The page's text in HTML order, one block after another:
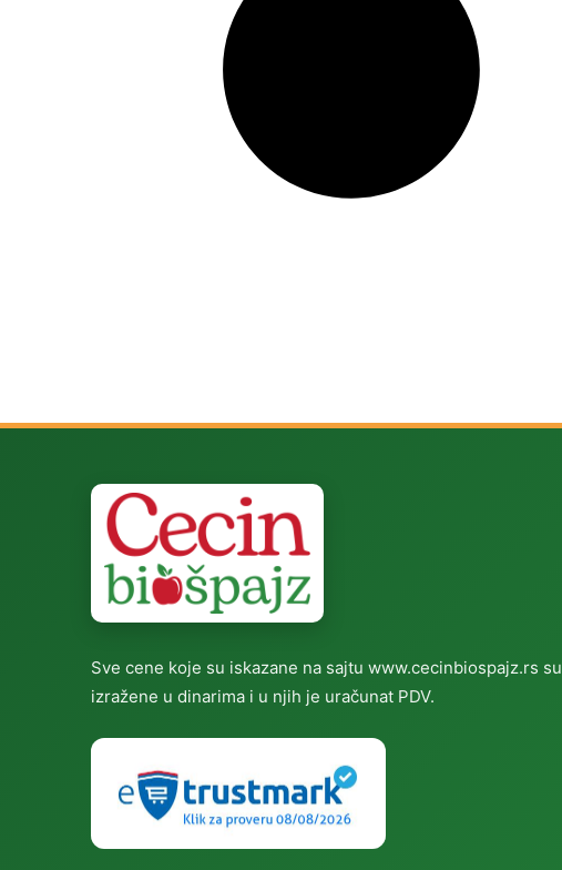
Sve cene koje su iskazane na sajtu www.cecinbiospajz.rs su
izražene u dinarima i u njih je uračunat PDV.